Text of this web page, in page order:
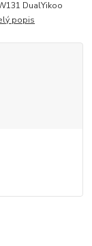
DualYikoo
popis